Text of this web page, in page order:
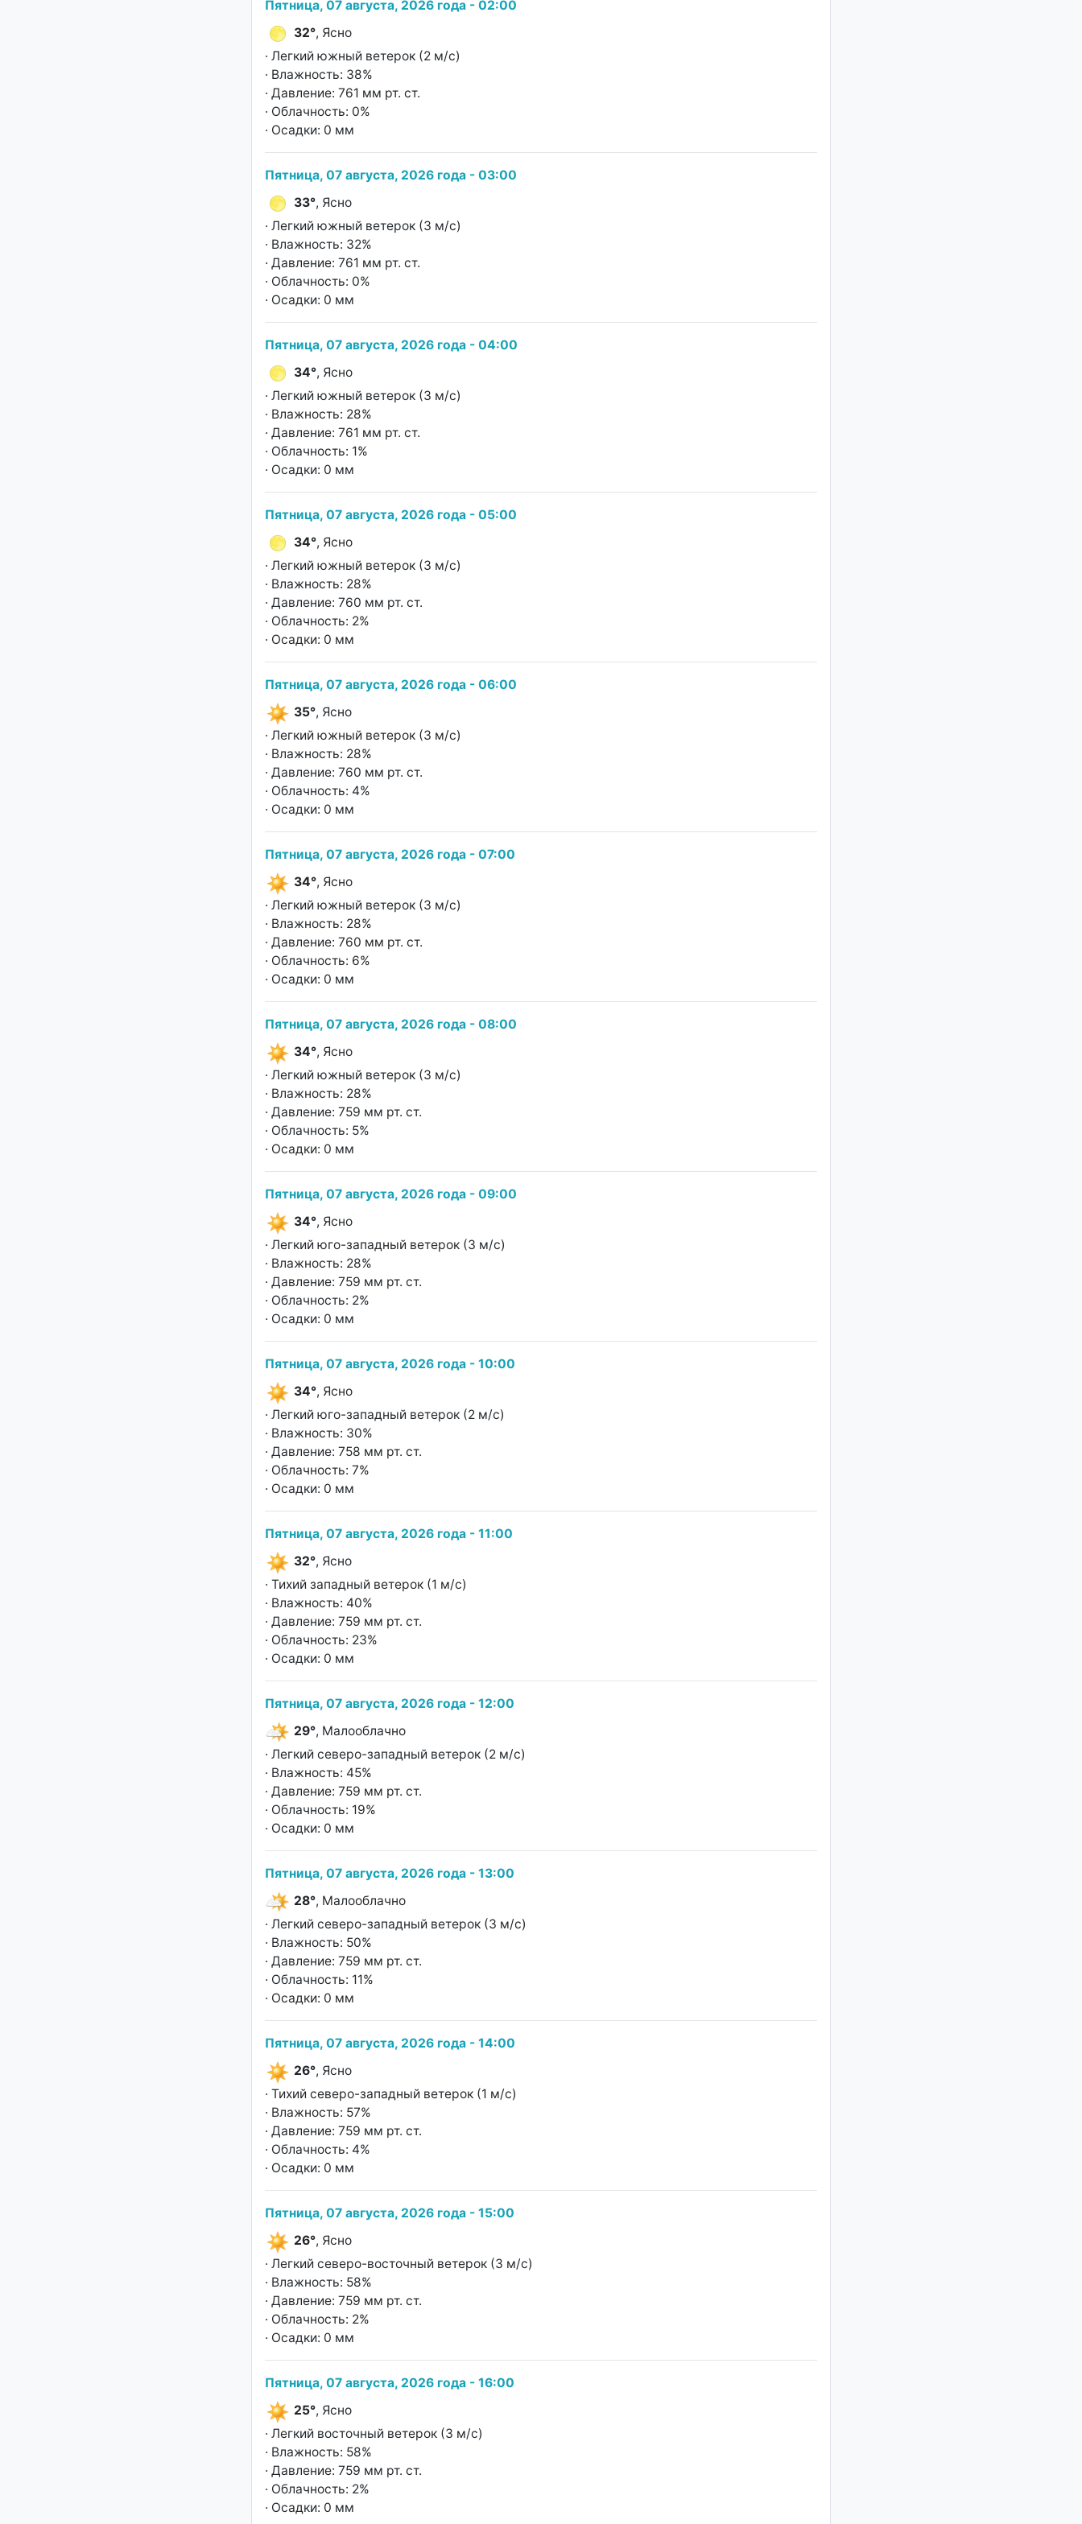
Пятница, 07 августа, 2026 года - 02:00
32°, Ясно
· Легкий южный ветерок (2 м/с)
· Влажность: 38%
· Давление: 761 мм рт. ст.
· Облачность: 0%
· Осадки: 0 мм
Пятница, 07 августа, 2026 года - 03:00
33°, Ясно
· Легкий южный ветерок (3 м/с)
· Влажность: 32%
· Давление: 761 мм рт. ст.
· Облачность: 0%
· Осадки: 0 мм
Пятница, 07 августа, 2026 года - 04:00
34°, Ясно
· Легкий южный ветерок (3 м/с)
· Влажность: 28%
· Давление: 761 мм рт. ст.
· Облачность: 1%
· Осадки: 0 мм
Пятница, 07 августа, 2026 года - 05:00
34°, Ясно
· Легкий южный ветерок (3 м/с)
· Влажность: 28%
· Давление: 760 мм рт. ст.
· Облачность: 2%
· Осадки: 0 мм
Пятница, 07 августа, 2026 года - 06:00
35°, Ясно
· Легкий южный ветерок (3 м/с)
· Влажность: 28%
· Давление: 760 мм рт. ст.
· Облачность: 4%
· Осадки: 0 мм
Пятница, 07 августа, 2026 года - 07:00
34°, Ясно
· Легкий южный ветерок (3 м/с)
· Влажность: 28%
· Давление: 760 мм рт. ст.
· Облачность: 6%
· Осадки: 0 мм
Пятница, 07 августа, 2026 года - 08:00
34°, Ясно
· Легкий южный ветерок (3 м/с)
· Влажность: 28%
· Давление: 759 мм рт. ст.
· Облачность: 5%
· Осадки: 0 мм
Пятница, 07 августа, 2026 года - 09:00
34°, Ясно
· Легкий юго-западный ветерок (3 м/с)
· Влажность: 28%
· Давление: 759 мм рт. ст.
· Облачность: 2%
· Осадки: 0 мм
Пятница, 07 августа, 2026 года - 10:00
34°, Ясно
· Легкий юго-западный ветерок (2 м/с)
· Влажность: 30%
· Давление: 758 мм рт. ст.
· Облачность: 7%
· Осадки: 0 мм
Пятница, 07 августа, 2026 года - 11:00
32°, Ясно
· Тихий западный ветерок (1 м/с)
· Влажность: 40%
· Давление: 759 мм рт. ст.
· Облачность: 23%
· Осадки: 0 мм
Пятница, 07 августа, 2026 года - 12:00
29°, Малооблачно
· Легкий северо-западный ветерок (2 м/с)
· Влажность: 45%
· Давление: 759 мм рт. ст.
· Облачность: 19%
· Осадки: 0 мм
Пятница, 07 августа, 2026 года - 13:00
28°, Малооблачно
· Легкий северо-западный ветерок (3 м/с)
· Влажность: 50%
· Давление: 759 мм рт. ст.
· Облачность: 11%
· Осадки: 0 мм
Пятница, 07 августа, 2026 года - 14:00
26°, Ясно
· Тихий северо-западный ветерок (1 м/с)
· Влажность: 57%
· Давление: 759 мм рт. ст.
· Облачность: 4%
· Осадки: 0 мм
Пятница, 07 августа, 2026 года - 15:00
26°, Ясно
· Легкий северо-восточный ветерок (3 м/с)
· Влажность: 58%
· Давление: 759 мм рт. ст.
· Облачность: 2%
· Осадки: 0 мм
Пятница, 07 августа, 2026 года - 16:00
25°, Ясно
· Легкий восточный ветерок (3 м/с)
· Влажность: 58%
· Давление: 759 мм рт. ст.
· Облачность: 2%
· Осадки: 0 мм